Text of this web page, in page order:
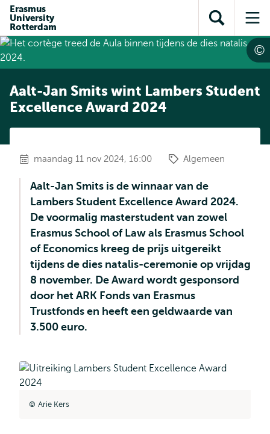
inhoud
gaan
gaan
Direct naar
subnavigatie
Erasmus
University
Rotterdam
Toon
zoekveld
Aalt-Jan Smits wint Lambers Student
Excellence Award 2024
maandag 11 nov 2024, 16:00 Algemeen
Aalt-Jan Smits is de winnaar van de
Lambers Student Excellence Award 2024.
De voormalig masterstudent van zowel
Erasmus School of Law als Erasmus School
of Economics kreeg de prijs uitgereikt
tijdens de dies natalis-ceremonie op vrijdag
8 november. De Award wordt gesponsord
door het ARK Fonds van Erasmus
Trustfonds en heeft een geldwaarde van
3.500 euro.
Arie Kers